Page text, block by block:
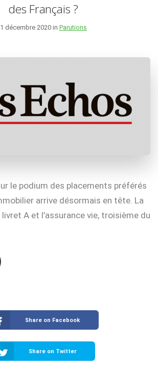
des Français ?
1 décembre 2020 in Parutions
le podium des placements préférés
arrive désormais en tête. La
A et l’assurance vie, troisième du
Share on Facebook
Share on Twitter